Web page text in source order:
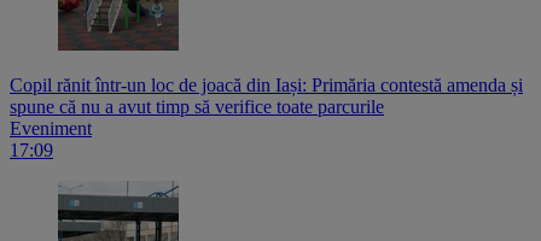
Copil rănit într-un loc de joacă din Iași: Primăria contestă amenda și
spune că nu a avut timp să verifice toate parcurile
Eveniment
17:09